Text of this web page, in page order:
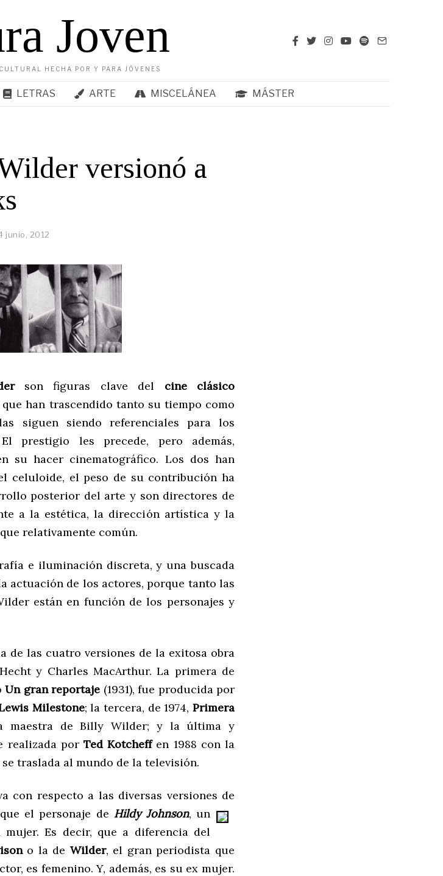
Joven
HECHA POR Y PARA JÓVENES
LETRAS ARTE MISCELÁNEA MÁSTER
versionó a
junio, 2012
son figuras clave del cine clásico
que han trascendido tanto su tiempo como
siguen siendo referenciales para los
prestigio les precede, pero además,
su hacer cinematográfico. Los dos han
celuloide, el peso de su contribución ha
posterior del arte y son directores de
a la estética, la dirección artística y la
relativamente común.
e iluminación discreta, y una buscada
actuación de los actores, porque tanto las
están en función de los personajes y
de las cuatro versiones de la exitosa obra
y Charles MacArthur. La primera de
Un gran reportaje (1931), fue producida por
Milestone; la tercera, de 1974,Primera
maestra de Billy Wilder; y la última y
realizada porTed Kotcheffen 1988 con la
traslada al mundo de la televisión.
con respecto a las diversas versiones de
que elpersonaje de Hildy Johnson, un
mujer. Es decir, que a diferencia del
o la de Wilder, el gran periodista que
es femenino. Y, además, es su ex mujer.